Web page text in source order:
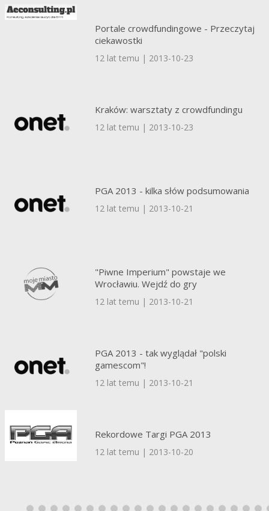
Portale crowdfundingowe - Przeczytaj
ciekawostki
12 lat temu | 2013-10-23
Kraków: warsztaty z crowdfundingu
12 lat temu | 2013-10-23
PGA 2013 - kilka słów podsumowania
12 lat temu | 2013-10-21
"Piwne Imperium" powstaje we
Wrocławiu. Wejdź do gry
12 lat temu | 2013-10-21
PGA 2013 - tak wyglądał "polski
gamescom"!
12 lat temu | 2013-10-21
Rekordowe Targi PGA 2013
12 lat temu | 2013-10-20